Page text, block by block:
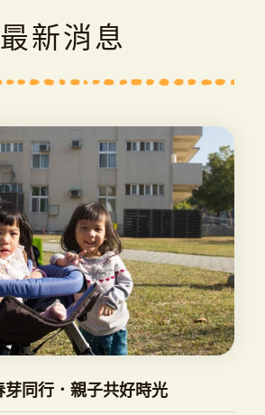
最新消息
芽同行．親子共好時光